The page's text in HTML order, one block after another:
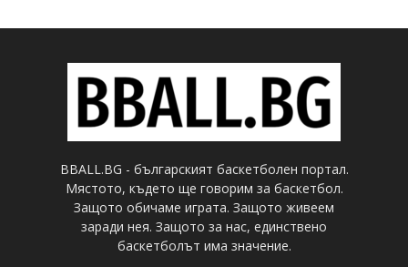
BBALL.BG - българският баскетболен портал.
Мястото, където ще говорим за баскетбол.
Защото обичаме играта. Защото живеем
заради нея. Защото за нас, единствено
баскетболът има значение.